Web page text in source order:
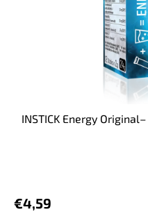
INSTICK Energy
€4,59